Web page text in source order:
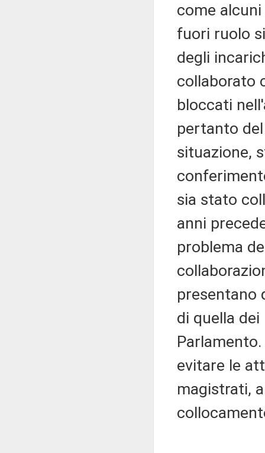
come
fuori ruolo
degli
collaborato
bloccati
pertanto
situazione,
sia stato
anni
problema
presentano
di quella
evitare le
magistrati,